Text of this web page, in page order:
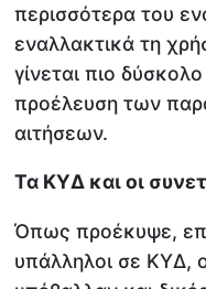
περισσότερα του
εναλλακτικά τη
γίνεται πιο
προέλευση των
αιτήσεων.
Τα ΚΥΔ και οι
Όπως προέκυψε,
υπάλληλοι σε ΚΥΔ,